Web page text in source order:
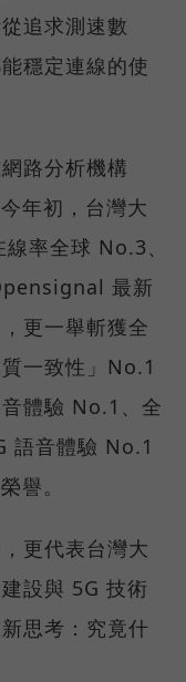
追求測速數
穩定連線的使
路分析機構
年初，台灣大
率全球 No.3、
最新
更一舉斬獲全
一致性」No.1
體驗 No.1、全
語音體驗 No.1
譽。
更代表台灣大
設與 5G 技術
思考：究竟什